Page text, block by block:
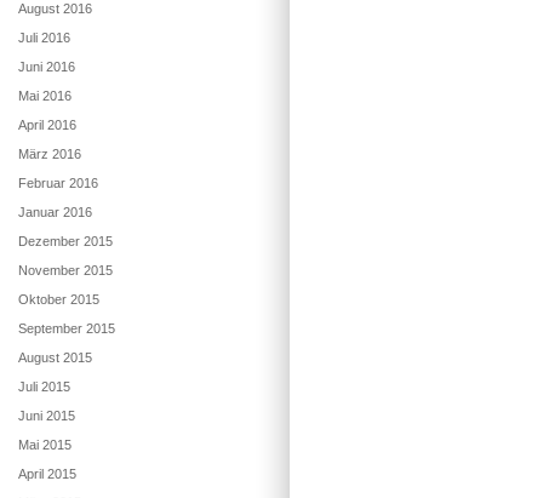
August 2016
Juli 2016
Juni 2016
Mai 2016
April 2016
März 2016
Februar 2016
Januar 2016
Dezember 2015
November 2015
Oktober 2015
September 2015
August 2015
Juli 2015
Juni 2015
Mai 2015
April 2015